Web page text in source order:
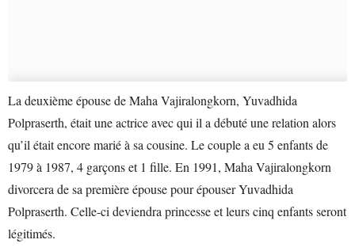
La deuxième épouse de Maha Vajiralongkorn, Yuvadhida
Polpraserth, était une actrice avec qui il a débuté une relation alors
qu’il était encore marié à sa cousine. Le couple a eu 5 enfants de
1979 à 1987, 4 garçons et 1 fille. En 1991, Maha Vajiralongkorn
divorcera de sa première épouse pour épouser Yuvadhida
Polpraserth. Celle-ci deviendra princesse et leurs cinq enfants seront
légitimés.